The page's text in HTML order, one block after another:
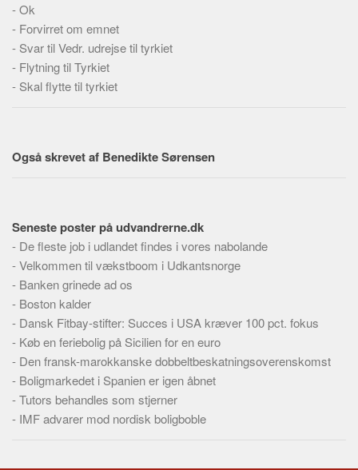
Meta
Dokumenttyper
Emner
Skribenter
Webstedet
Forhistorien
Redigering
Tekstannoncer
Bannere
Hjælp
-Ok
- Forvirret om emnet
- Svar til Vedr. udrejse til tyrkiet
- Flytning til Tyrkiet
- Skal flytte til tyrkiet
Også skrevet af Benedikte Sørensen
Seneste poster på udvandrerne.dk
- De fleste job i udlandet findes i vores nabolande
-Velkommen til vækstboom i Udkantsnorge
- Banken grinede ad os
- Boston kalder
- Dansk Fitbay-stifter: Succes i USA kræver 100 pct. fokus
- Køb en feriebolig på Sicilien for en euro
- Den fransk-marokkanske dobbeltbeskatningsoverenskomst
- Boligmarkedet i Spanien er igen åbnet
-Tutors behandles som stjerner
- IMF advarer mod nordisk boligboble